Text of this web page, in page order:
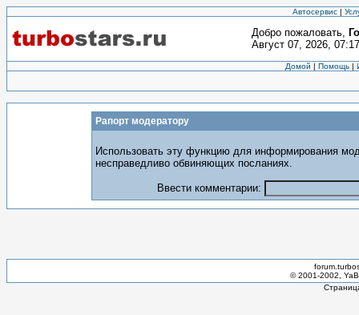
Автосервис |
Добро пожаловать,
Август 07, 2026,
Домой | Помощь |
Рапорт модератору
Использовать эту функцию для информирования
несправедливо обвиняющих посланиях.
Ввести комментарии:
© 2001-2002,